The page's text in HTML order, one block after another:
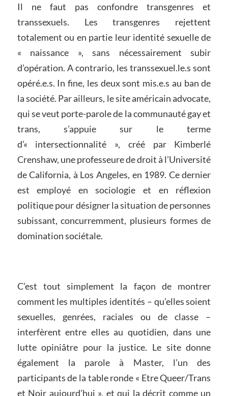
Il ne faut pas confondre transgenres et
transsexuels. Les transgenres rejettent
totalement ou en partie leur identité sexuelle de
« naissance », sans nécessairement subir
d’opération. A contrario, les transsexuel.le.s sont
opéré.e.s. In fine, les deux sont mis.e.s au ban de
la société. Par ailleurs, le site américain advocate,
qui se veut porte-parole de la communauté gay et
trans, s’appuie sur le terme
d’« intersectionnalité », créé par Kimberlé
Crenshaw, une professeure de droit à l’Université
de California, à Los Angeles, en 1989. Ce dernier
est employé en sociologie et en réflexion
politique pour désigner la situation de personnes
subissant, concurremment, plusieurs formes de
domination sociétale.
C’est tout simplement la façon de montrer
comment les multiples identités – qu’elles soient
sexuelles, genrées, raciales ou de classe –
interfèrent entre elles au quotidien, dans une
lutte opiniâtre pour la justice. Le site donne
également la parole à Master, l’un des
participants de la table ronde « Etre Queer/Trans
et Noir aujourd’hui », et qui la décrit comme un